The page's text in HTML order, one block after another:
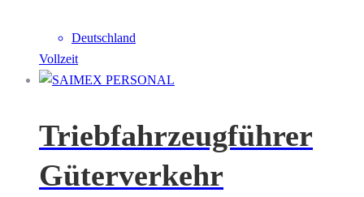
Deutschland
Vollzeit
Triebfahrzeugführer
Güterverkehr